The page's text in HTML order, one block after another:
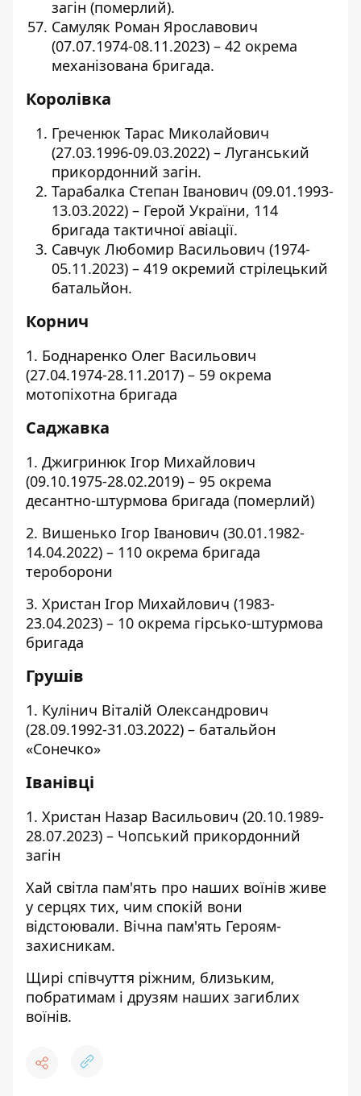
загін (померлий).
Самуляк Роман Ярославович
(07.07.1974-08.11.2023) – 42 окрема
механізована бригада.
Королівка
Греченюк Тарас Миколайович
(27.03.1996-09.03.2022) – Луганський
прикордонний загін.
Тарабалка Степан Іванович (09.01.1993-
13.03.2022) – Герой України, 114
бригада тактичної авіації.
Савчук Любомир Васильович (1974-
05.11.2023) – 419 окремий стрілецький
батальйон.
Корнич
1. Боднаренко Олег Васильович
(27.04.1974-28.11.2017) – 59 окрема
мотопіхотна бригада
Саджавка
1. Джигринюк Ігор Михайлович
(09.10.1975-28.02.2019) – 95 окрема
десантно-штурмова бригада (померлий)
2. Вишенько Ігор Іванович (30.01.1982-
14.04.2022) – 110 окрема бригада
тероборони
3. Христан Ігор Михайлович (1983-
23.04.2023) – 10 окрема гірсько-штурмова
бригада
Грушів
1. Кулінич Віталій Олександрович
(28.09.1992-31.03.2022) – батальйон
«Сонечко»
Іванівці
1. Христан Назар Васильович (20.10.1989-
28.07.2023) – Чопський прикордонний
загін
Хай світла пам'ять про наших воїнів живе
у серцях тих, чим спокій вони
відстоювали. Вічна пам'ять Героям-
захисникам.
Щирі співчуття ріжним, близьким,
побратимам і друзям наших загиблих
воїнів.